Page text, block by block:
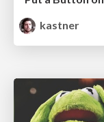
kastner